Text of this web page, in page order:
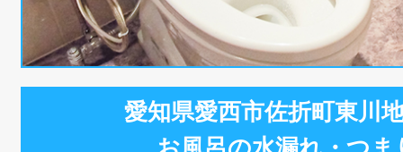
愛知県愛西市佐折町東川